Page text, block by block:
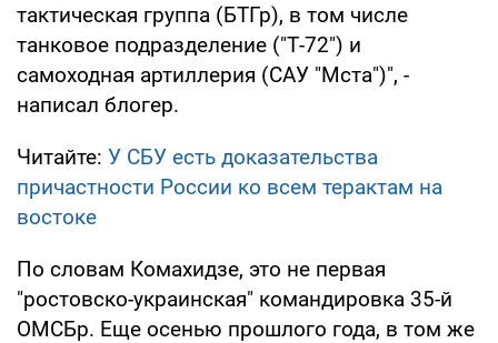
тактическая группа (БТГр), в том числе
танковое подразделение ("Т-72") и
самоходная артиллерия (САУ "Мста")", -
написал блогер.
Читайте: У СБУ есть доказательства
причастности России ко всем терактам на
востоке
По словам Комахидзе, это не первая
"ростовско-украинская" командировка 35-й
ОМСБр. Еще осенью прошлого года, в том же